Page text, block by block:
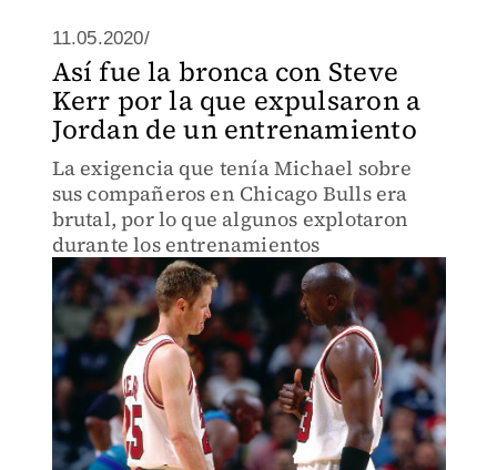
11.05.2020/
Así fue la bronca con Steve
Kerr por la que expulsaron a
Jordan de un entrenamiento
La exigencia que tenía Michael sobre
sus compañeros en Chicago Bulls era
brutal, por lo que algunos explotaron
durante los entrenamientos